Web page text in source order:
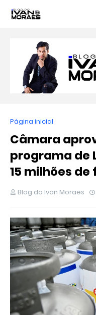
Página inicial
Câmara
programa de
15 milhões
Blog do Ivan Moraes